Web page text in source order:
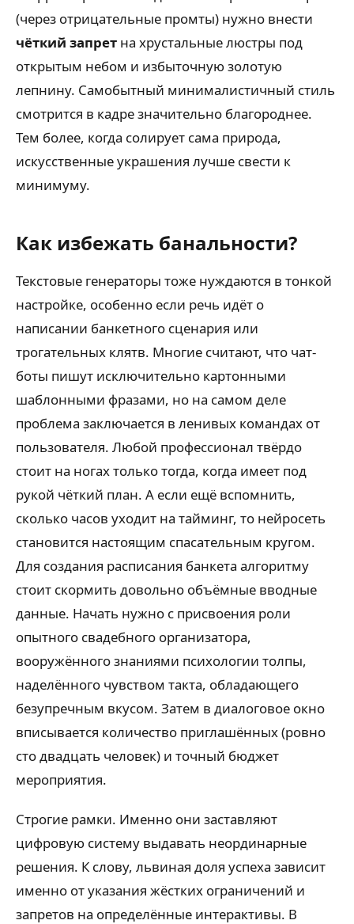
(через отрицательные промты) нужно внести
чёткий запрет на хрустальные люстры под
открытым небом и избыточную золотую
лепнину. Самобытный минималистичный стиль
смотрится в кадре значительно благороднее.
Тем более, когда солирует сама природа,
искусственные украшения лучше свести к
минимуму.
Как избежать банальности?
Текстовые генераторы тоже нуждаются в тонкой
настройке, особенно если речь идёт о
написании банкетного сценария или
трогательных клятв. Многие считают, что чат-
боты пишут исключительно картонными
шаблонными фразами, но на самом деле
проблема заключается в ленивых командах от
пользователя. Любой профессионал твёрдо
стоит на ногах только тогда, когда имеет под
рукой чёткий план. А если ещё вспомнить,
сколько часов уходит на тайминг, то нейросеть
становится настоящим спасательным кругом.
Для создания расписания банкета алгоритму
стоит скормить довольно объёмные вводные
данные. Начать нужно с присвоения роли
опытного свадебного организатора,
вооружённого знаниями психологии толпы,
наделённого чувством такта, обладающего
безупречным вкусом. Затем в диалоговое окно
вписывается количество приглашённых (ровно
сто двадцать человек) и точный бюджет
мероприятия.
Строгие рамки. Именно они заставляют
цифровую систему выдавать неординарные
решения. К слову, львиная доля успеха зависит
именно от указания жёстких ограничений и
запретов на определённые интерактивы. В